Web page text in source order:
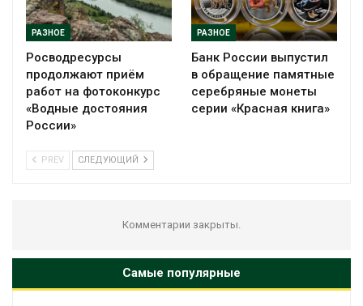
РАЗНОЕ
Росводресурсы
продолжают приём
работ на фотоконкурс
«Водные достояния
России»
РАЗНОЕ
Банк России выпустил
в обращение памятные
серебряные монеты
серии «Красная книга»
PREV СЛЕДУЮЩИЙ
Комментарии закрыты.
Самые популярные